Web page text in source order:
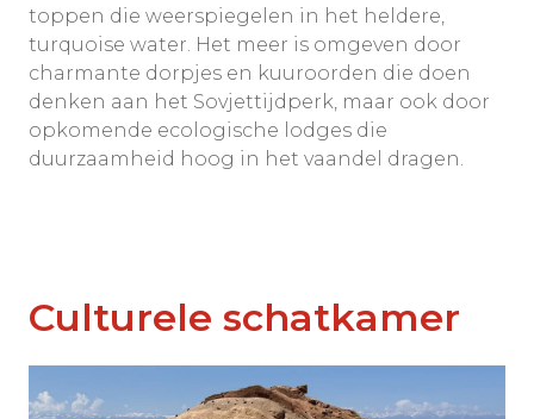
toppen die weerspiegelen in het heldere,
turquoise water. Het meer is omgeven door
charmante dorpjes en kuuroorden die doen
denken aan het Sovjettijdperk, maar ook door
opkomende ecologische lodges die
duurzaamheid hoog in het vaandel dragen.
Culturele schatkamer